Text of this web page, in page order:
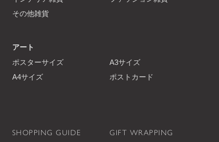
その他雑貨
アート
ポスターサイズ
A3サイズ
A4サイズ
ポストカード
SHOPPING GUIDE
GIFT WRAPPING